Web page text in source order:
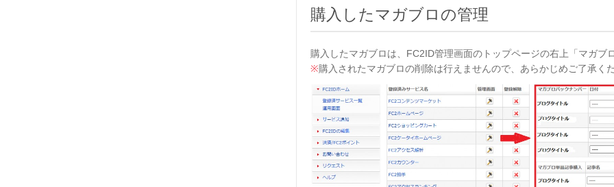
購入したマガブロの管理
購入したマガブロは、FC2ID管理画面のトップページの右上「マガブ
※購入されたマガブロの削除は行えませんので、あらかじめご了承くだ